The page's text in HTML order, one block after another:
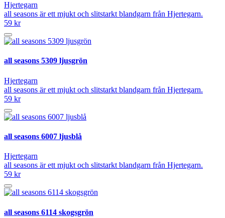
Hjertegarn
all seasons är ett mjukt och slitstarkt blandgarn från Hjertegarn.
59 kr
all seasons 5309 ljusgrön
Hjertegarn
all seasons är ett mjukt och slitstarkt blandgarn från Hjertegarn.
59 kr
all seasons 6007 ljusblå
Hjertegarn
all seasons är ett mjukt och slitstarkt blandgarn från Hjertegarn.
59 kr
all seasons 6114 skogsgrön